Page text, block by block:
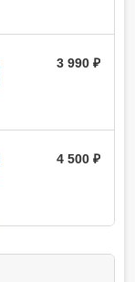
3 990
4 500